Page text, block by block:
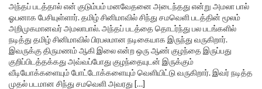
அந்தப் படத்தால் என் குடும்பம் மனவேதனை அடைந்தது என்று அமலா பால்
ஓபனாக பேசியுள்ளார். தமிழ் சினிமாவில் சிந்து சமவெளி படத்தின் மூலம்
அறிமுகமானவர் அமலாபால். அந்தப் படத்தை தொடர்ந்து பல படங்களில்
நடித்து தமிழ் சினிமாவில் பிரபலமான நடிகையாக இருந்து வருகிறார்.
இவருக்கு திருமணம் ஆகி இலை என்ற ஒரு ஆண் குழந்தை இருப்பது
குறிப்பிடத்தக்கது அவ்வப்போது குழந்தையுடன் இருக்கும்
வீடியோக்களையும் போட்டோக்களையும் வெளியிட்டு வருகிறார். இவர் நடித்த
முதல் படமான சிந்து சமவெளி அவரது […]